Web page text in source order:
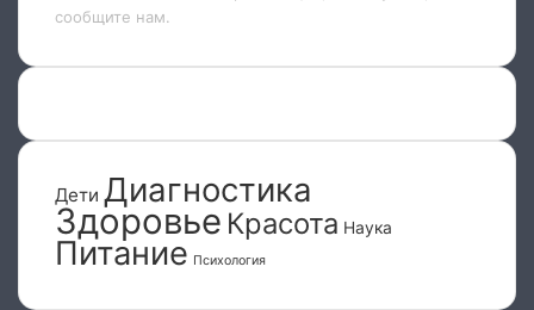
сообщите нам.
Дети Диагностика
Здоровье Красота Наука
Питание Психология